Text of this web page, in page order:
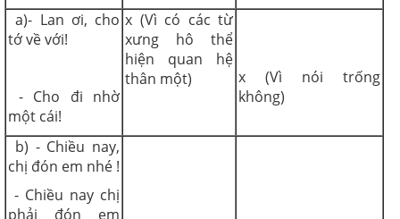
a)- Lan ơi, cho
tớ về với!
- Cho đi nhờ
một cái!
x (Vì có các từ
xưng hô thể
hiện quan hệ
thân một)
x (Vì nói trống
không)
b) - Chiều nay,
chị đón em nhé !
- Chiều nay chị
phải đón em